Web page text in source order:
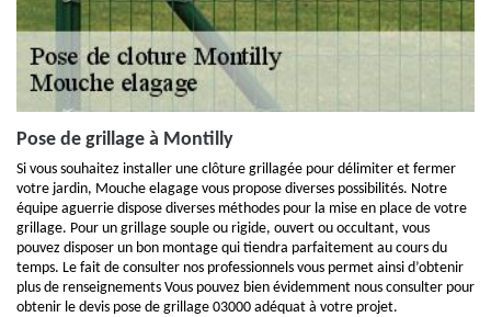
Pose de grillage à Montilly
Si vous souhaitez installer une clôture grillagée pour délimiter et fermer
votre jardin, Mouche elagage vous propose diverses possibilités. Notre
équipe aguerrie dispose diverses méthodes pour la mise en place de votre
grillage. Pour un grillage souple ou rigide, ouvert ou occultant, vous
pouvez disposer un bon montage qui tiendra parfaitement au cours du
temps. Le fait de consulter nos professionnels vous permet ainsi d’obtenir
plus de renseignements Vous pouvez bien évidemment nous consulter pour
obtenir le devis pose de grillage 03000 adéquat à votre projet.